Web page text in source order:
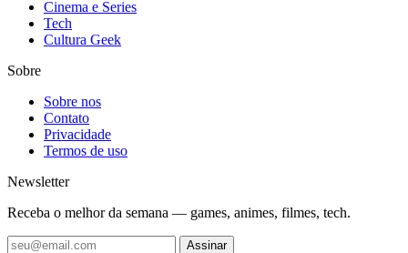
Cinema e Series
Tech
Cultura Geek
Sobre
Sobre nos
Contato
Privacidade
Termos de uso
Newsletter
Receba o melhor da semana — games, animes, filmes, tech.
Assinar